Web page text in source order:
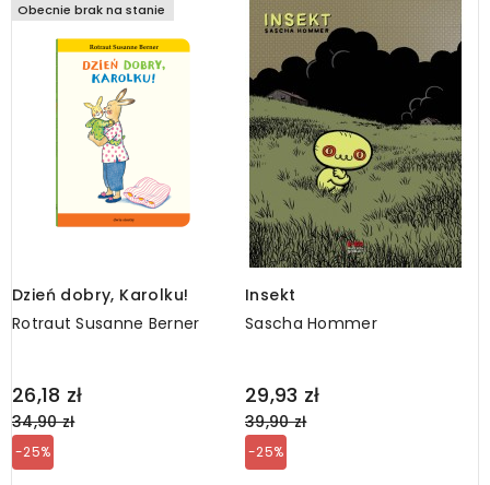
Obecnie brak na stanie
Dzień dobry, Karolku!
Rotraut Susanne Berner
26,18 zł
Regular
price
34,90 zł
-25%
Insekt
Sascha Hommer
29,93 zł
Regular
price
39,90 zł
-25%